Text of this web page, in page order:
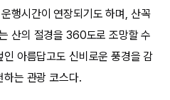
행시간이 연장되기도 하며, 산꼭
산의 절경을 360도로 조망할 수
아름답고도 신비로운 풍경을 감
하는 관광 코스다.​